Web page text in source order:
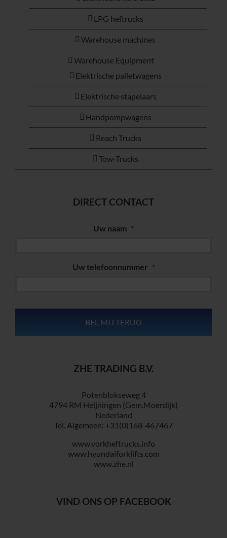
LPG heftrucks
Warehouse machines
Warehouse Equipment
Elektrische palletwagens
Elektrische stapelaars
Handpompwagens
Reach Trucks
Tow-Trucks
DIRECT CONTACT
Uw naam *
Uw telefoonnummer *
ZHE TRADING B.V.
Potenblokseweg 4
4794 RM Heijningen (Gem.Moerdijk)
Nederland
Tel. Algemeen: +31(0)168-467467
www.vorkheftrucks.info
www.hyundaiforklifts.com
www.zhe.nl
VIND ONS OP FACEBOOK